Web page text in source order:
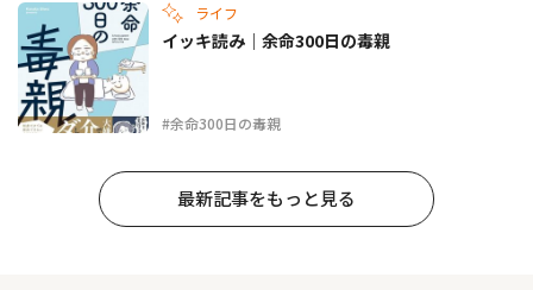
ライフ
#余命300日の毒親
イッキ読み｜余命300日の毒親
最新記事をもっと見る